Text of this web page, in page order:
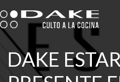
al
contenido
DAKE